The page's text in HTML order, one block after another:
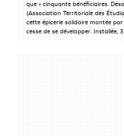
que » cinquante bénéficiaires.
(Association Territoriale des
cette épicerie solidaire montée
cesse de se développer. Installée,